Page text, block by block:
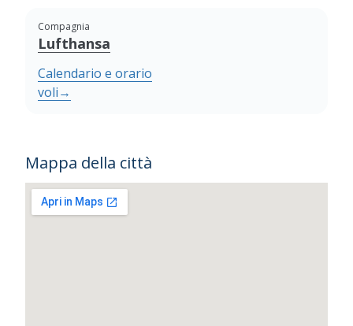
Compagnia
Lufthansa
Calendario e orario
voli→
Mappa della città